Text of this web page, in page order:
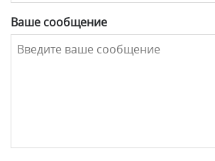
Ваше сообщение